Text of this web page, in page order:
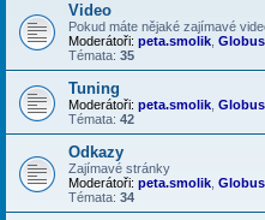
Video
Pokud máte nějaké zajímavé
Moderátoři: peta.smolik,
Témata: 35
Tuning
Moderátoři: peta.smolik,
Témata: 42
Odkazy
Zajímavé stránky
Moderátoři: peta.smolik,
Témata: 34